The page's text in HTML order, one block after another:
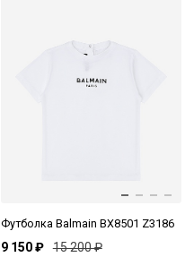
Футболка Balmain BX8501 Z3186
9 150 ₽ 15 200 ₽